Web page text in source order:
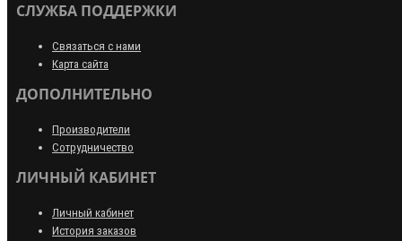
СЛУЖБА ПОДДЕРЖКИ
Связаться с нами
Карта сайта
ДОПОЛНИТЕЛЬНО
Производители
Сотрудничество
ЛИЧНЫЙ КАБИНЕТ
Личный кабинет
История заказов